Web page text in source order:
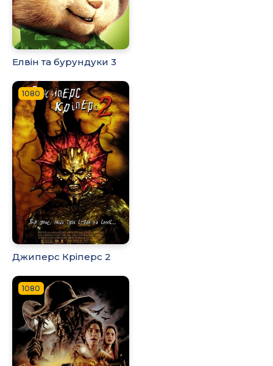
Елвін та бурундуки 3
1080
Джиперс Кріперс 2
1080